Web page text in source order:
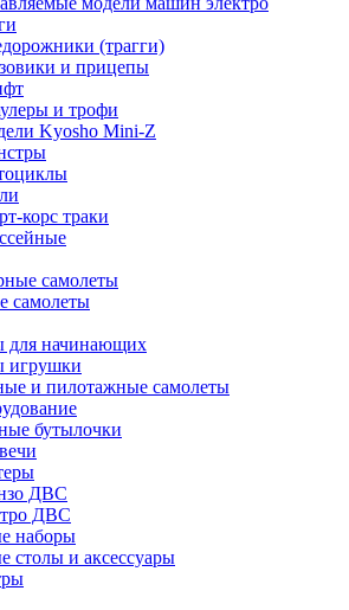
(трагги)
и прицепы
и трофи
Kyosho Mini-Z
корс траки
самолеты
самолеты
для начинающих
игрушки
и пилотажные самолеты
бутылочки
ДВС
ДВС
наборы
столы и аксессуары